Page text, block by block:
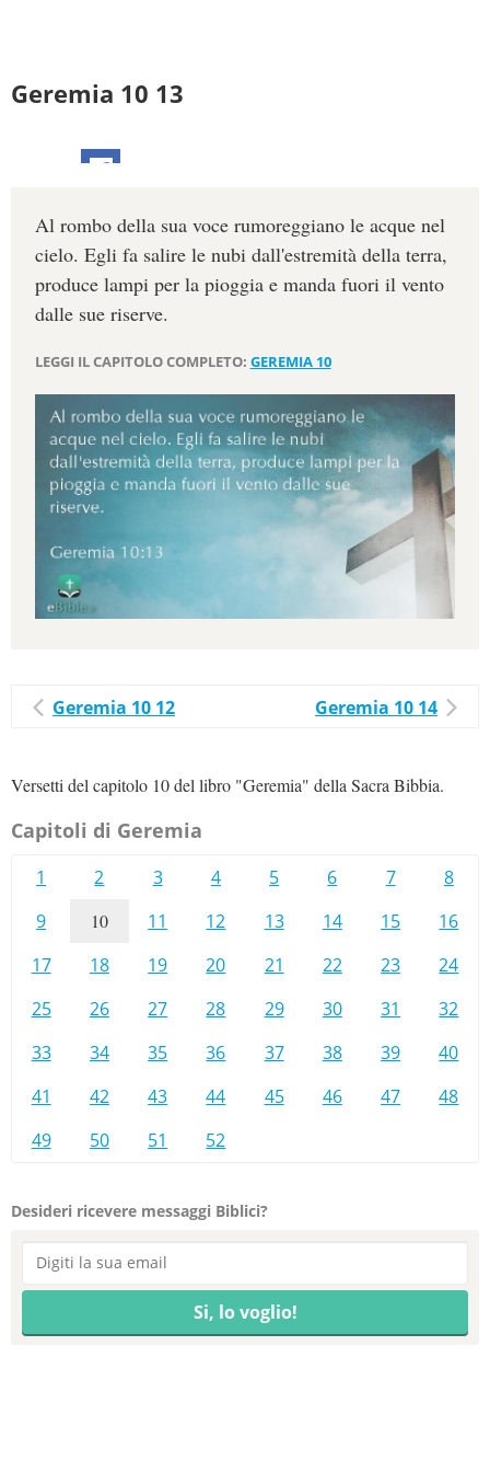
Geremia 10 13
Al rombo della sua voce rumoreggiano le acque nel
cielo. Egli fa salire le nubi dall'estremità della terra,
produce lampi per la pioggia e manda fuori il vento
dalle sue riserve.
LEGGI IL CAPITOLO COMPLETO: GEREMIA 10
Geremia 10 12 Geremia 10 14
Versetti del capitolo 10 del libro "Geremia" della Sacra Bibbia.
Capitoli di Geremia
1 2 3 4 5 6 7
8
9
10 11 12 13 14 15
16
17
18 19 20 21 22 23
24
25
26 27 28 29 30 31
32
33
34 35 36 37 38 39
40
41
42 43 44 45 46 47
48
49
50 51 52
Desideri ricevere messaggi Biblici?